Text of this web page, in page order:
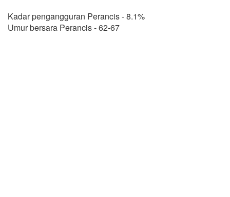
Kadar pengangguran Perancis - 8.1%
Umur bersara Perancis - 62-67